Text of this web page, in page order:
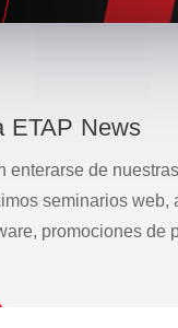
ETAP News
enterarse de
seminarios web,
promociones de